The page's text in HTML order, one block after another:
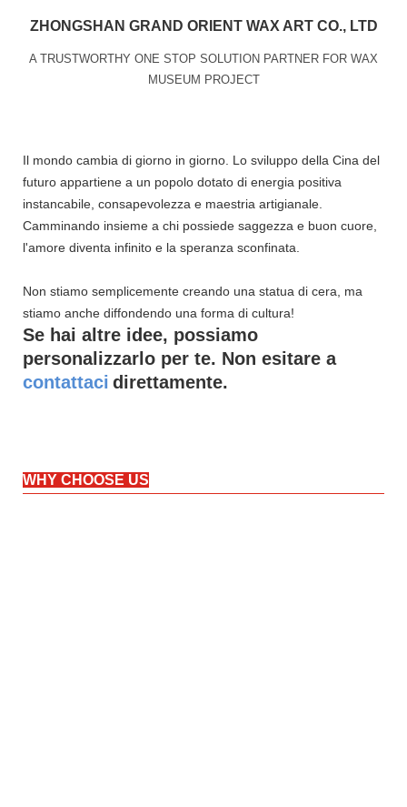
ZHONGSHAN GRAND ORIENT WAX ART CO., LTD
A TRUSTWORTHY ONE STOP SOLUTION PARTNER FOR WAX
MUSEUM PROJECT
Il mondo cambia di giorno in giorno. Lo sviluppo della Cina del
futuro appartiene a un popolo dotato di energia positiva
instancabile, consapevolezza e maestria artigianale.
Camminando insieme a chi possiede saggezza e buon cuore,
l'amore diventa infinito e la speranza sconfinata.
Non stiamo semplicemente creando una statua di cera, ma
stiamo anche diffondendo una forma di cultura!
Se hai altre idee, possiamo
personalizzarlo per te. Non esitare a
contattaci direttamente.
WHY CHOOSE US